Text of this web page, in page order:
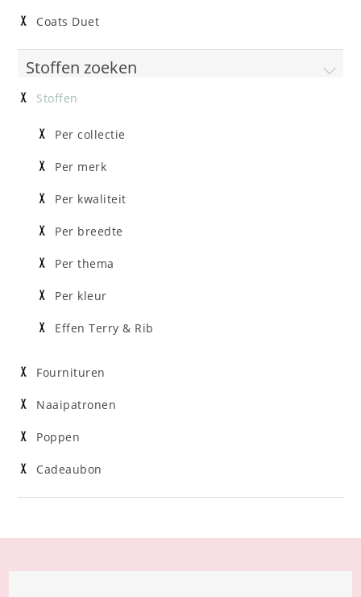
Coats Duet
Stoffen zoeken
Stoffen
Per collectie
Per merk
Per kwaliteit
Per breedte
Per thema
Per kleur
Effen Terry & Rib
Fournituren
Naaipatronen
Poppen
Cadeaubon